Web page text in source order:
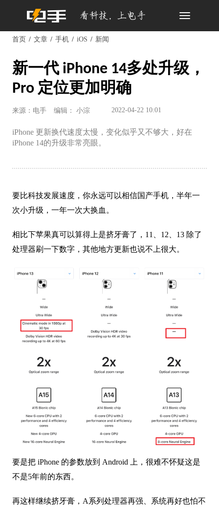
Toggle
首页 文章 手机 iOS 新闻
新一代 iPhone 14多处升级，
Pro 定位更加明确
来源：电手 编辑： 小淙 2022-04-22 10:01
iPhone 更新换代速度太慢，变化似乎又不够大，好在
iPhone 14的升级非常亮眼。
要比科技发展速度，你永远可以相信国产手机，半年一
次小升级，一年一次大换血。
相比下苹果真可以算得上是挤牙膏了，11、12、13 除了
处理器刷一下数字，其他地方更新也说不上很大。
要是把 iPhone 的参数放到 Android 上，很难不怀疑这是
不是5年前的东西。
再这样继续挤牙膏，A系列处理器再强、系统再好也怕不